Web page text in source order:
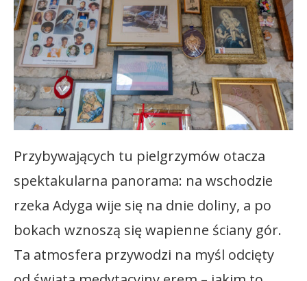
Przybywających tu pielgrzymów otacza
spektakularna panorama: na wschodzie
rzeka Adyga wije się na dnie doliny, a po
bokach wznoszą się wapienne ściany gór.
Ta atmosfera przywodzi na myśl odcięty